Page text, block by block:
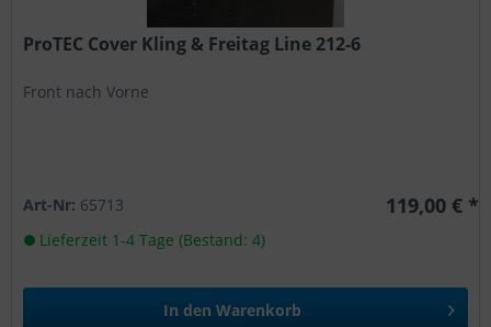
ProTEC Cover Kling & Freitag Line 212-6
Front nach Vorne
Art-Nr: 65713 119,00 € *
Lieferzeit 1-4 Tage (Bestand: 4)
In den Warenkorb